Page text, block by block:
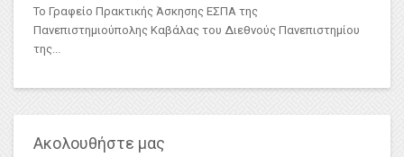
Το Γραφείο Πρακτικής Άσκησης ΕΣΠΑ της
Πανεπιστημιούπολης Καβάλας του Διεθνούς Πανεπιστημίου
της...
Ακολουθήστε μας